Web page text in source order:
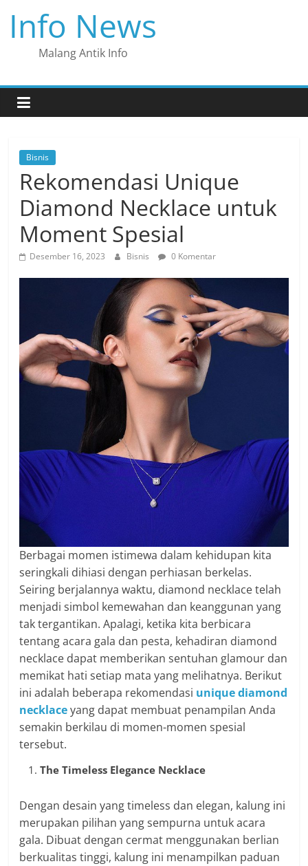
content
Info News
Malang Antik Info
Bisnis
Rekomendasi Unique
Diamond Necklace untuk
Moment Spesial
Desember 16, 2023 Bisnis 0 Komentar
Berbagai momen istimewa dalam kehidupan kita
seringkali dihiasi dengan perhiasan berkelas.
Seiring berjalannya waktu, diamond necklace telah
menjadi simbol kemewahan dan keanggunan yang
tak tergantikan. Apalagi, ketika kita berbicara
tentang acara gala dan pesta, kehadiran diamond
necklace dapat memberikan sentuhan glamour dan
memikat hati setiap mata yang melihatnya. Berikut
ini adalah beberapa rekomendasi unique diamond
necklaceyang dapat membuat penampilan Anda
semakin berkilau di momen-momen spesial
tersebut.
The Timeless Elegance Necklace
Dengan desain yang timeless dan elegan, kalung ini
merupakan pilihan yang sempurna untuk acara
gala. Dibuat dengan cermat menggunakan berlian
berkualitas tinggi, kalung ini menampilkan paduan